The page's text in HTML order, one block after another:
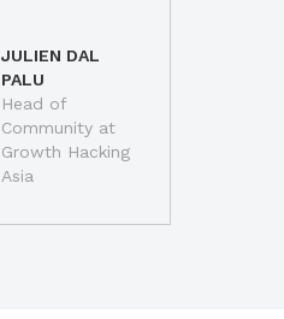
JULIEN DAL
PALU
Head of
Community at
Growth Hacking
Asia